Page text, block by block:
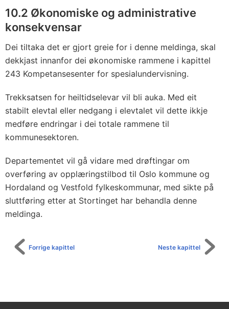
10.2 Økonomiske og administrative
konsekvensar
Dei tiltaka det er gjort greie for i denne meldinga, skal
dekkjast innanfor dei økonomiske rammene i kapittel
243 Kompetansesenter for spesialundervisning.
Trekksatsen for heiltidselevar vil bli auka. Med eit
stabilt elevtal eller nedgang i elevtalet vil dette ikkje
medføre endringar i dei totale rammene til
kommunesektoren.
Departementet vil gå vidare med drøftingar om
overføring av opplæringstilbod til Oslo kommune og
Hordaland og Vestfold fylkeskommunar, med sikte på
sluttføring etter at Stortinget har behandla denne
meldinga.
Neste kapittel
Forrige kapittel